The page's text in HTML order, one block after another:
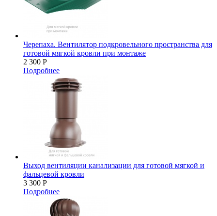
Черепаха. Вентилятор подкровельного пространства для
готовой мягкой кровли при монтаже
2 300 Р
Подробнее
Выход вентиляции канализации для готовой мягкой и
фальцевой кровли
3 300 Р
Подробнее